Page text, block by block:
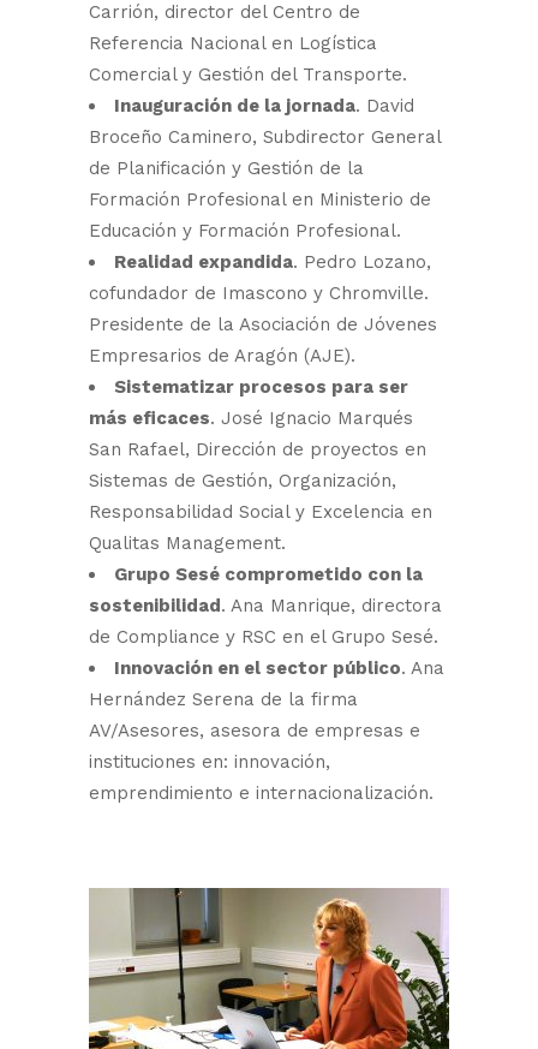
Carrión, director del Centro de
Referencia Nacional en Logística
Comercial y Gestión del Transporte.
Inauguración de la jornada. David
Broceño Caminero, Subdirector General
de Planificación y Gestión de la
Formación Profesional en Ministerio de
Educación y Formación Profesional.
Realidad expandida. Pedro Lozano,
cofundador de Imascono y Chromville.
Presidente de la Asociación de Jóvenes
Empresarios de Aragón (AJE).
Sistematizar procesos para ser
más eficaces. José Ignacio Marqués
San Rafael, Dirección de proyectos en
Sistemas de Gestión, Organización,
Responsabilidad Social y Excelencia en
Qualitas Management.
Grupo Sesé comprometido con la
sostenibilidad . Ana Manrique, directora
de Compliance y RSC en el Grupo Sesé.
Innovación en el sector público. Ana
Hernández Serena de la firma
AV/Asesores, asesora de empresas e
instituciones en: innovación,
emprendimiento e internacionalización.